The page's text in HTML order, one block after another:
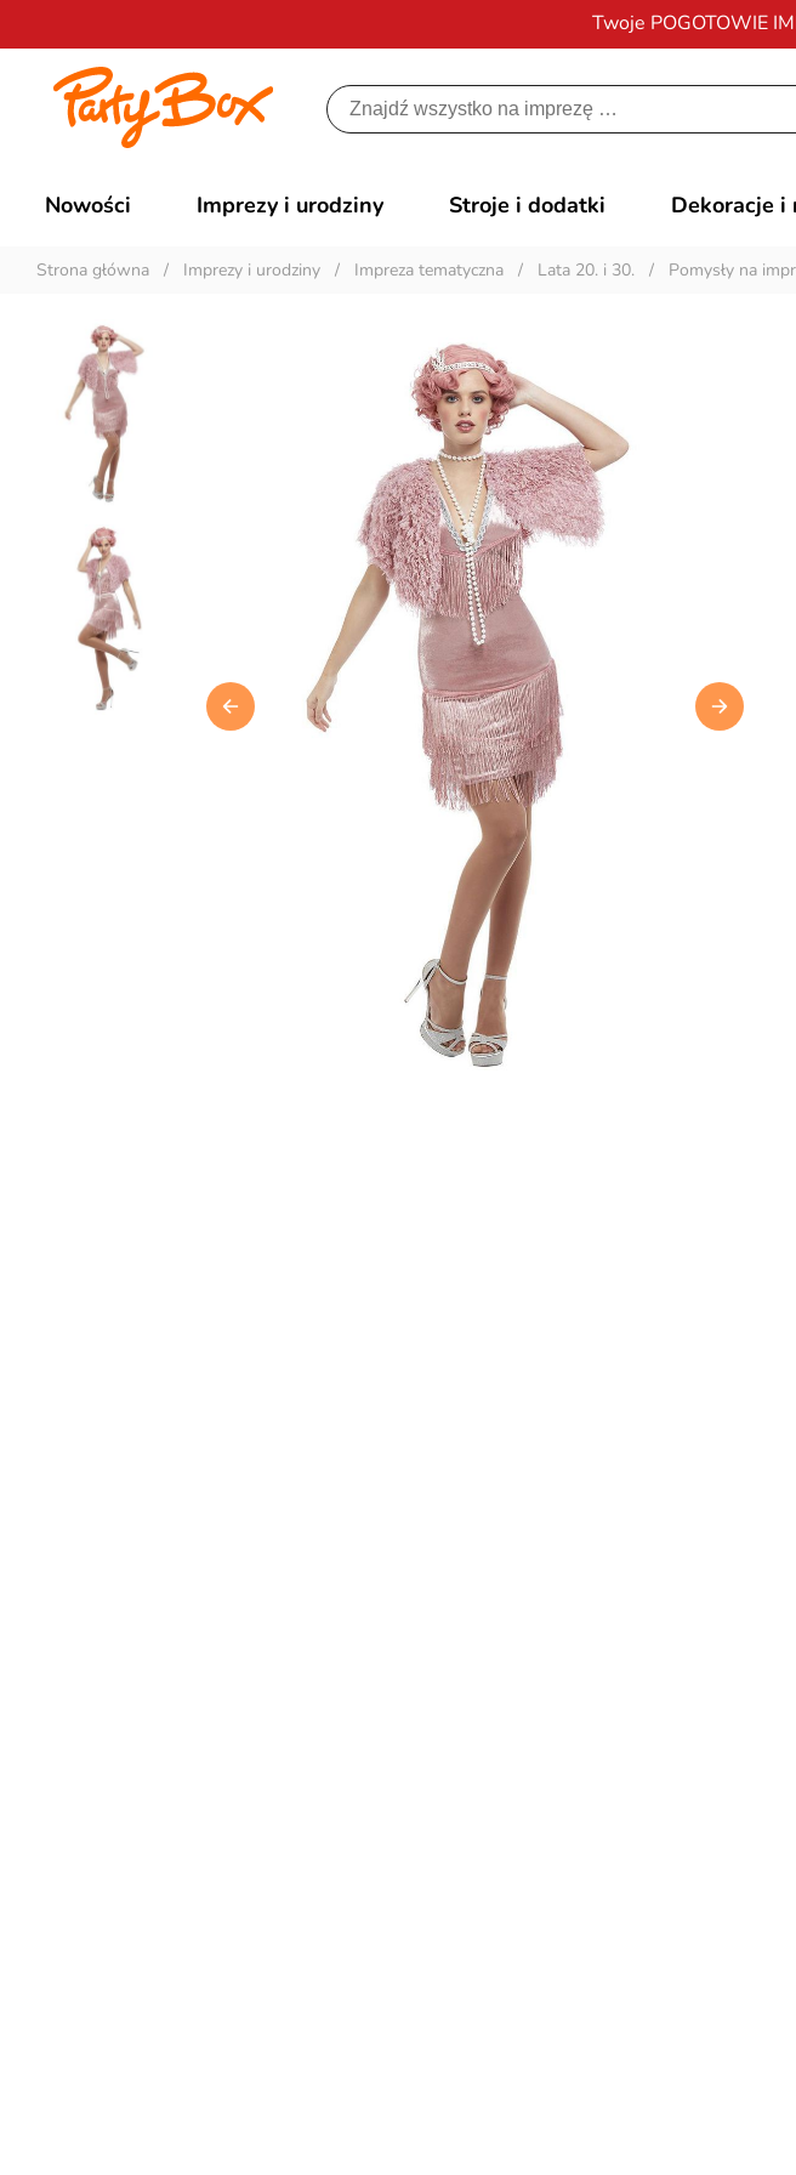
Twoje POGOTOWIE
Darmowa dostawa
Nowości Imprezy i urodziny Stroje i dodatki Dekoracje i
Strona główna / Imprezy i urodziny / Impreza tematyczna / Lata 20. i 30. / Pomysły na